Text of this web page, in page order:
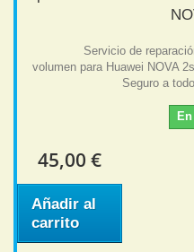
Servicio de
volumen para Huawei NOVA
Seguro a
45,00 €
Añadir al
carrito